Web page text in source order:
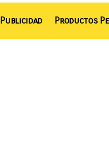
Publicidad Productos